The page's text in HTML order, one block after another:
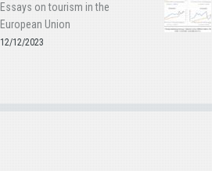
Essays on tourism in the
European Union
12/12/2023